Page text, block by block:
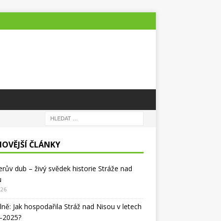
ČLÁNKY
dub – živý svědek historie Stráže nad
Jak hospodařila Stráž nad Nisou v letech